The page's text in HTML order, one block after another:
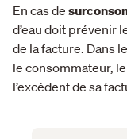
En cas de
d’eau doit prévenir
de la facture. Dans
le consommateur,
l’excédent de sa